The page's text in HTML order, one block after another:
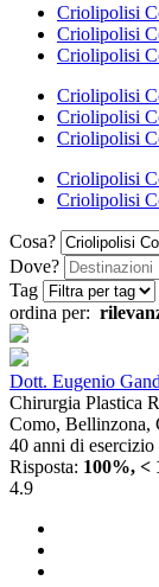
Criolipolisi
Criolipolisi
Criolipolisi
Criolipolisi
Criolipolisi
Criolipolisi
Criolipolisi
Criolipolisi
Cosa?
Dove?
Tag
ordina per:
Dott. Eugenio
Chirurgia Plastica
Como, Bellinzona,
40 anni di
Risposta: 100%, <
4.9